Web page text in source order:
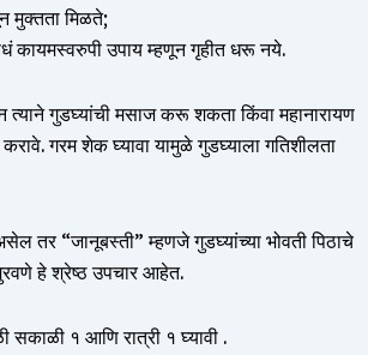
मुक्तता मिळते;
कायमस्वरुपी उपाय म्हणून गृहीत धरू नये.
गुडघ्यांची मसाज करू शकता किंवा महानारायण
गरम शेक घ्यावा यामुळे गुडघ्याला गतिशीलता
तर “जानूबस्ती” म्हणजे गुडघ्यांच्या भोवती पिठाचे
हे श्रेष्ठ उपचार आहेत.
सकाळी १ आणि रात्री १ घ्यावी .